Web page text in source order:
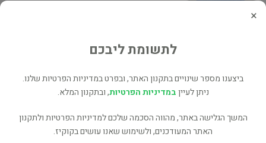
פילוסופיה
×
לתשומת ליבכם
ביצענו מספר שינויים בתקנון האתר, ובפרט במדיניות הפרטיות שלנו.
ניתן לעייןבמדיניות הפרטיות, ובתקנון המלא.
המשך הגלישה באתר, מהווה הסכמה שלכם למדיניות הפרטיות ולתקנון
האתר המעודכנים, ולשימוש שאנו עושים בקוקיז.